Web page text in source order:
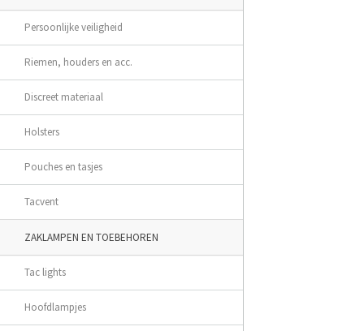
Persoonlijke veiligheid
Riemen, houders en acc.
Discreet materiaal
Holsters
Pouches en tasjes
Tacvent
ZAKLAMPEN EN TOEBEHOREN
Tac lights
Hoofdlampjes